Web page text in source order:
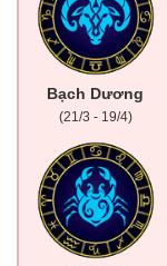
Bạch Dương
(21/3 - 19/4)